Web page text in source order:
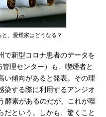
、愛煙家はどうなる？
新型コロナ患者のデータを
理センター）も、喫煙者と
い傾向があると発表。その理
染する際に利用するアンジオ
酵素があるのだが、これが喫
だという。しかも、驚くこと